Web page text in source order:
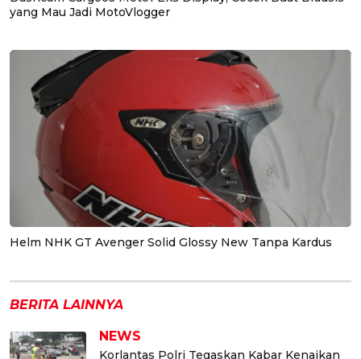
yang Mau Jadi MotoVlogger
Helm NHK GT Avenger Solid Glossy New Tanpa Kardus
BERITA LAINNYA
NEWS
Korlantas Polri Tegaskan Kabar Kenaikan